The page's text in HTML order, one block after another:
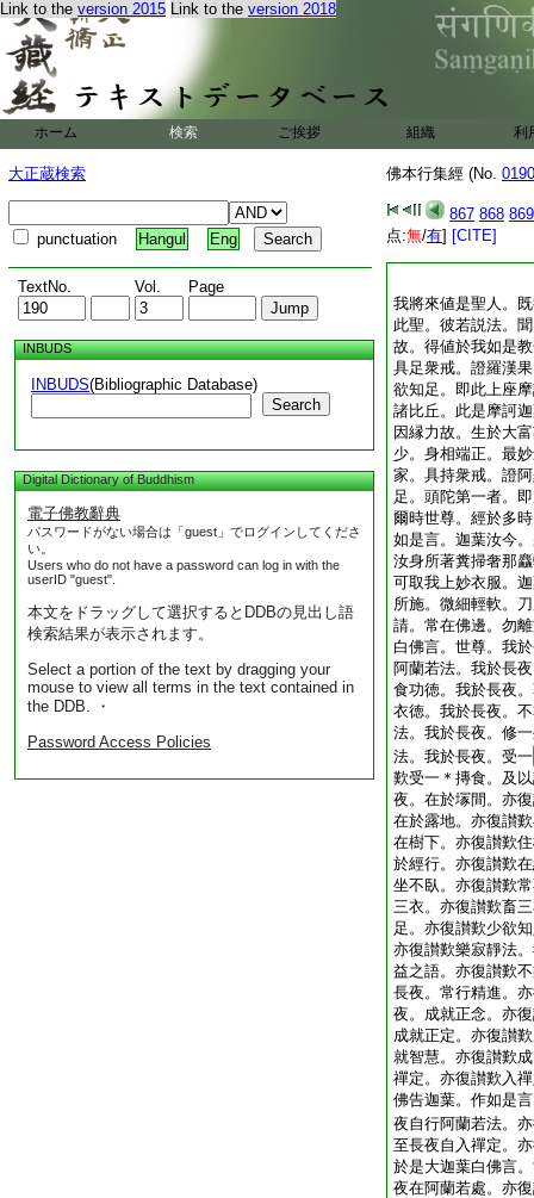
Link to the version 2015 Link to the version 2018
ホーム 検索 ご挨拶 組織 利
大正蔵検索
punctuation Hangul Eng
TextNo. Vol. Page
INBUDS
INBUDS(Bibliographic Database)
Search
Digital Dictionary of Buddhism
電子佛教辭典
パスワードがない場合は「guest」でログインしてくださ
い。
Users who do not have a password can log in with the
userID "guest".
本文をドラッグして選択するとDDBの見出し語
検索結果が表示されます。
Select a portion of the text by dragging your
mouse to view all terms in the text contained in
the DDB. ・
Password Access Policies
佛本行集經 (No.
867 868 869
点:無/有] [CITE]
我將來値是聖人。
此聖。彼若説法。
故。得値於我如是
具足衆戒。證羅漢
欲知足。即此上座
諸比丘。此是摩訶
因縁力故。生於大
少。身相端正。最
家。具持衆戒。證
足。頭陀第一者。
爾時世尊。經於多
如是言。迦葉汝今
汝身所著糞掃奢那
可取我上妙衣服。
所施。微細輕軟。
請。常在佛邊。勿
白佛言。世尊。我
阿蘭若法。我於長
食功徳。我於長夜
衣徳。我於長夜。
法。我於長夜。修
法。我於長夜。受一
歎受一＊摶食。及
夜。在於塜間。亦
在於露地。亦復讃
在樹下。亦復讃歎
於經行。亦復讃歎
坐不臥。亦復讃歎
三衣。亦復讃歎畜
足。亦復讃歎少欲
亦復讃歎樂寂靜法
益之語。亦復讃歎
長夜。常行精進。
夜。成就正念。亦
成就正定。亦復讃
就智慧。亦復讃歎
禪定。亦復讃歎入
佛告迦葉。作如是
夜自行阿蘭若法。
至長夜自入禪定。
於是大迦葉白佛言
夜在阿蘭若處。亦